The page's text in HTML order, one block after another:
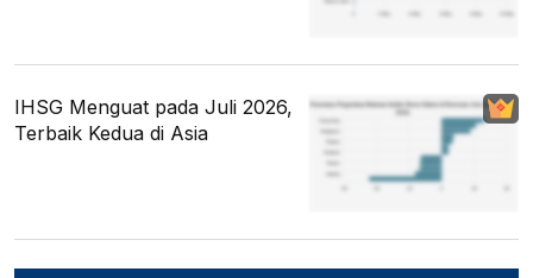
IHSG Menguat pada Juli 2026,
Terbaik Kedua di Asia